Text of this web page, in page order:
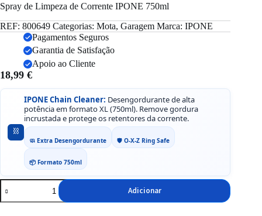
Spray de Limpeza de Corrente IPONE 750ml
REF: 800649 Categorias: Mota, Garagem Marca: IPONE
Pagamentos Seguros
Garantia de Satisfação
Apoio ao Cliente
18,99 €
⛓️
IPONE Chain Cleaner: Desengordurante de alta
potência em formato XL (750ml). Remove gordura
incrustada e protege os retentores da corrente.
🧼 Extra Desengordurante 🛡️ O-X-Z Ring Safe
📦 Formato 750ml
Quantidade
de
Spray
Adicionar